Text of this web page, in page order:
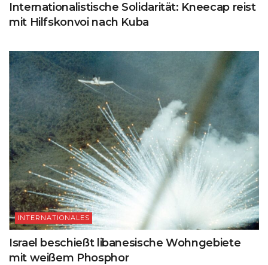
Internationalistische Solidarität: Kneecap reist
mit Hilfskonvoi nach Kuba
INTERNATIONALES
Israel beschießt libanesische Wohngebiete
mit weißem Phosphor